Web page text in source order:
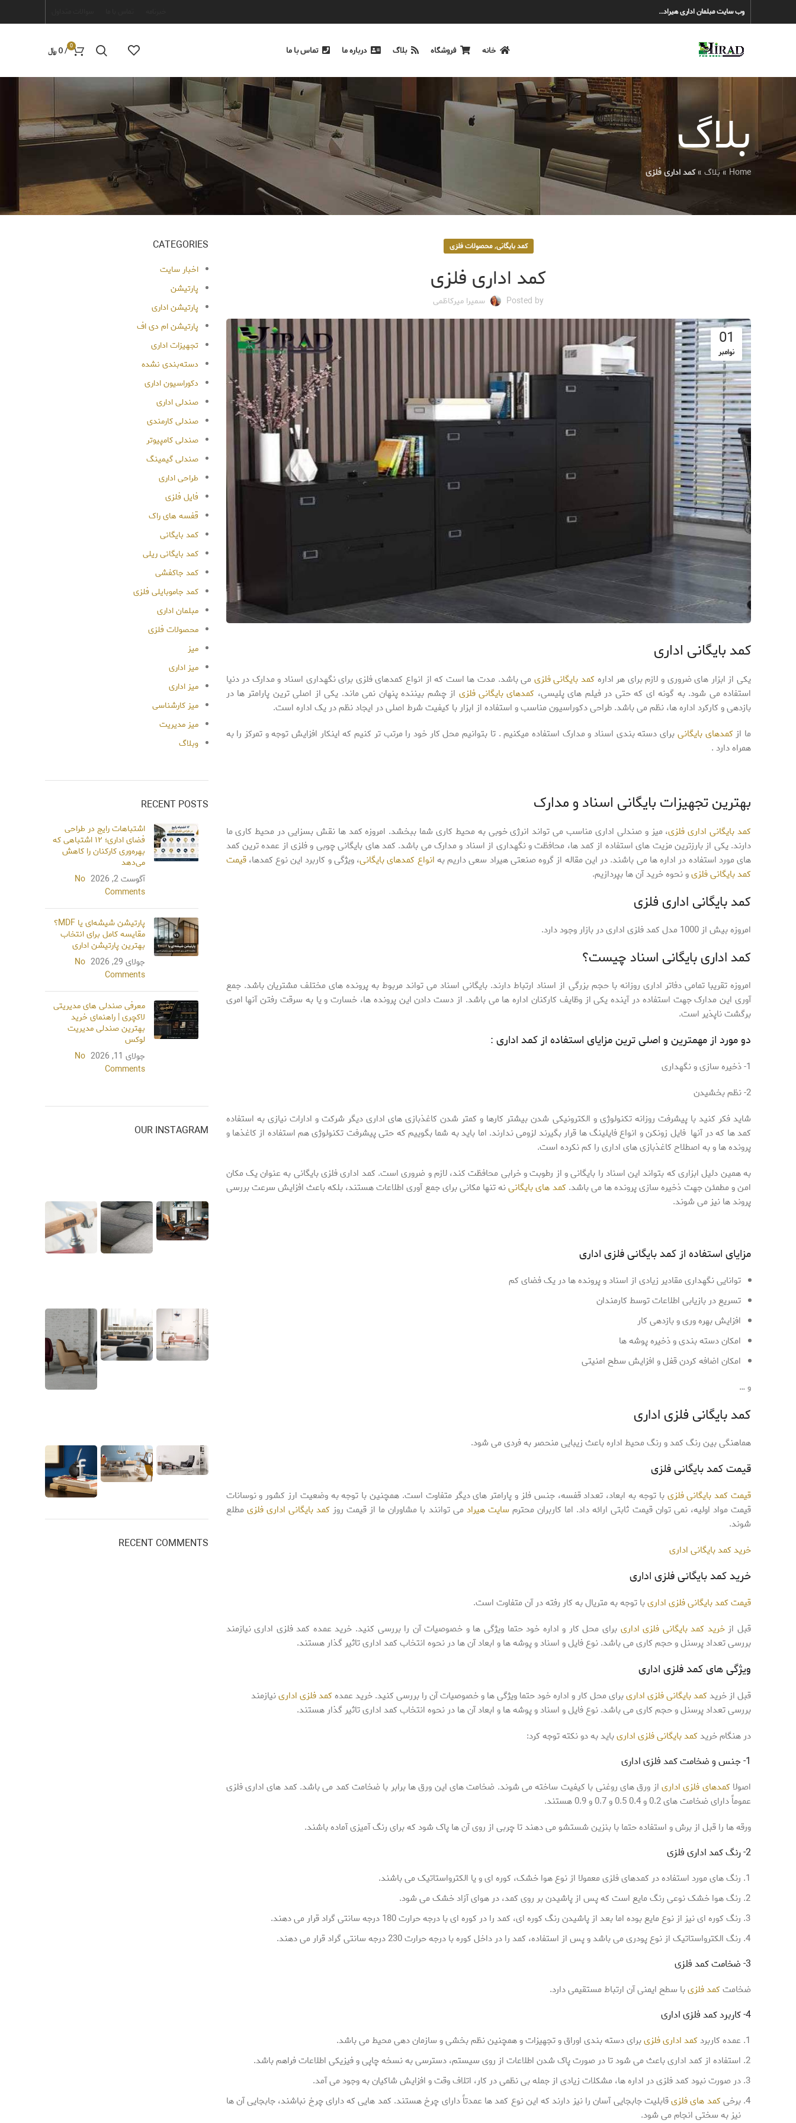
وب سایت مبلمان اداری هیراد…
خانه فروشگاه بلاگ درباره ما تماس با ما 0
/
0 ﷼
بلاگ
Home
»بلاگ »کمد اداری فلزی
کمد بایگانی,محصولات فلزی
کمد اداری فلزی
Posted by سمیرا میرکاظمی
01
نوامبر
کمد بایگانی اداری
یکی از ابزار های ضروری و لازم برای هر اداره کمد بایگانی فلزی می باشد. مدت ها است که از انواع کمدهای فلزی برای نگهداری اسناد و مدارک در دنیا
استفاده می شود. به گونه ای که حتی در فیلم های پلیسی، کمدهای بایگانی فلزی از چشم بیننده پنهان نمی ماند. یکی از اصلی ترین پارامتر ها در
بازدهی و کارکرد اداره ها، نظم می باشد. طراحی دکوراسیون مناسب و استفاده از ابزار با کیفیت شرط اصلی در ایجاد نظم در یک اداره است.
ما ازکمدهای بایگانی برای دسته بندی اسناد و مدارک استفاده میکنیم . تا بتوانیم محل کار خود را مرتب تر کنیم که اینکار افزایش توجه و تمرکز را به
همراه دارد .
بهترین تجهیزات بایگانی اسناد و مدارک
کمد بایگانی اداری فلزی، میز و صندلی اداری مناسب می تواند انرژی خوبی به محیط کاری شما ببخشد. امروزه کمد ها نقش بسزایی در محیط کاری ما
دارند. یکی از بارزترین مزیت های استفاده از کمد ها، محافظت و نگهداری از اسناد و مدارک می باشد. کمد های بایگانی چوبی و فلزی از عمده ترین کمد
های مورد استفاده در اداره ها می باشند. در این مقاله از گروه صنعتی هیراد سعی داریم به انواع کمدهای بایگانی، ویژگی و کاربرد این نوع کمدها،قیمت
کمد بایگانی فلزیو نحوه خرید آن ها بپردازیم.
کمد بایگانی اداری فلزی
امروزه بیش از 1000 مدل کمد فلزی اداری در بازار وجود دارد.
کمد اداری بایگانی اسناد چیست؟
امروزه تقریبا تمامی دفاتر اداری روزانه با حجم بزرگی از اسناد ارتباط دارند. بایگانی اسناد می تواند مربوط به پرونده های مختلف مشتریان باشد. جمع
آوری این مدارک جهت استفاده در آینده یکی از وظایف کارکنان اداره ها می باشد. از دست دادن این پرونده ها، خسارت و یا به سرقت رفتن آنها امری
برگشت ناپذیر است.
دو مورد از مهمترین و اصلی ترین مزایای استفاده از کمد اداری :
1- ذخیره سازی و نگهداری
2- نظم بخشیدن
شاید فکر کنید با پیشرفت روزانه تکنولوژی و الکترونیکی شدن بیشتر کارها و کمتر شدن کاغذبازی های اداری دیگر شرکت و ادارات نیازی به استفاده
کمد ها که در آنها فایل زونکن و انواع فایلینگ ها قرار بگیرند لزومی ندارند. اما باید به شما بگوییم که حتی پیشرفت تکنولوژی هم استفاده از کاغذها و
پرونده ها و به اصطلاح کاغذبازی های اداری را کم نکرده است.
به همین دلیل ابزاری که بتواند این اسناد را بایگانی و از رطوبت و خرابی محافظت کند، لازم و ضروری است. کمد اداری فلزی بایگانی به عنوان یک مکان
امن و مطمئن جهت ذخیره سازی پرونده ها می باشد. کمد های بایگانینه تنها مکانی برای جمع آوری اطلاعات هستند، بلکه باعث افزایش سرعت بررسی
پروند ها نیز می شوند.
مزایای استفاده از کمد بایگانی فلزی اداری
توانایی نگهداری مقادیر زیادی از اسناد و پرونده ها در یک فضای کم
تسریع در بازیابی اطلاعات توسط کارمندان
افزایش بهره وری و بازدهی کار
امکان دسته بندی و ذخیره پوشه ها
امکان اضافه کردن قفل و افزایش سطح امنیتی
و …
کمد بایگانی فلزی اداری
هماهنگی بین رنگ کمد و رنگ محیط اداره باعث زیبایی منحصر به فردی می شود.
قیمت کمد بایگانی فلزی
قیمت کمد بایگانی فلزی با توجه به ابعاد، تعداد قفسه، جنس فلز و پارامتر های دیگر متفاوت است. همچنین با توجه به وضعیت ارز کشور و نوسانات
قیمت مواد اولیه، نمی توان قیمت ثابتی ارائه داد. اما کاربران محترم سایت هیراد می توانند با مشاوران ما از قیمت روز کمد بایگانی اداری فلزی مطلع
شوند.
خرید کمد بایگانی اداری
خرید کمد بایگانی فلزی اداری
قیمت کمد بایگانی فلزی اداریبا توجه به متریال به کار رفته در آن متفاوت است.
قبل ازخرید کمد بایگانی فلزی اداریبرای محل کار و اداره خود حتما ویژگی ها و خصوصیات آن را بررسی کنید. خرید عمده کمد فلزی اداری نیازمند
بررسی تعداد پرسنل و حجم کاری می باشد. نوع فایل و اسناد و پوشه ها و ابعاد آن ها در نحوه انتخاب کمد اداری تاثیر گذار هستند.
ویژگی های کمد فلزی اداری
قبل از خرید کمد بایگانی فلزی اداریبرای محل کار و اداره خود حتما ویژگی ها و خصوصیات آن را بررسی کنید. خرید عمده کمد فلزی ادارینیازمند
بررسی تعداد پرسنل و حجم کاری می باشد. نوع فایل و اسناد و پوشه ها و ابعاد آن ها در نحوه انتخاب کمد اداری تاثیر گذار هستند.
در هنگام خرید کمد بایگانی فلزی اداریباید به دو نکته توجه کرد:
1- جنس و ضخامت کمد فلزی اداری
اصولا کمدهای فلزی اداری از ورق های روغنی با کیفیت ساخته می شوند. ضخامت های این ورق ها برابر با ضخامت کمد می باشد. کمد های اداری فلزی
عموماً دارای ضخامت های 0.2 و 0.4 0.5 و 0.7 و 0.9 هستند.
ورقه ها را قبل از برش و استفاده حتما با بنزین شستشو می دهند تا چربی از روی آن ها پاک شود که برای رنگ آمیزی آماده باشند.
2- رنگ کمد اداری فلزی
رنگ های مورد استفاده در کمدهای فلزی معمولا از نوع هوا خشک، کوره ای و یا الکترواستاتیک می باشند.
رنگ هوا خشک نوعی رنگ مایع است که پس از پاشیدن بر روی کمد، در هوای آزاد خشک می شود.
رنگ کوره ای نیز از نوع مایع بوده اما بعد از پاشیدن رنگ کوره ای، کمد را در کوره ای با درجه حرارت 180 درجه سانتی گراد قرار می دهند.
رنگ الکترواستاتیک از نوع پودری می باشد و پس از استفاده، کمد را در داخل کوره با درجه حرارت 230 درجه سانتی گراد قرار می دهند.
3- ضخامت کمد فلزی
ضخامت کمد فلزیبا سطح ایمنی آن ارتباط مستقیمی دارد.
4- کاربرد کمد فلزی اداری
عمده کاربرد کمد اداری فلزیبرای دسته بندی اوراق و تجهیزات و همچنین نظم بخشی و سازمان دهی محیط می باشد.
استفاده از کمد اداری باعث می شود تا در صورت پاک شدن اطلاعات از روی سیستم، دسترسی به نسخه چاپی و فیزیکی اطلاعات فراهم باشد.
در صورت نبود کمد فلزی در اداره ها، مشکلات زیادی از جمله بی نظمی در کار، اتلاف وقت و افزایش شاکیان به وجود می آمد.
برخی کمد های فلزیقابلیت جابجایی آسان را نیز دارند که این نوع کمد ها عمدتاً دارای چرخ هستند. کمد هایی که دارای چرخ نباشند، جابجایی آن ها
نیز به سختی انجام می شود.
CATEGORIES
اخبار سایت
پارتیشن
پارتیشن اداری
پارتیشن ام دی اف
تجهیزات اداری
دسته‌بندی نشده
دکوراسیون اداری
صندلی اداری
صندلی کارمندی
صندلی کامپیوتر
صندلی گیمینگ
طراحی اداری
فایل فلزی
قفسه های راک
کمد بایگانی
کمد بایگانی ریلی
کمد جاکفشی
کمد جاموبایلی فلزی
مبلمان اداری
محصولات فلزی
میز
میز اداری
میز اداری
میز کارشناسی
میز مدیریت
وبلاگ
RECENT POSTS
اشتباهات رایج در طراحی
فضای اداری؛ ۱۲ اشتباهی که
بهره‌وری کارکنان را کاهش
می‌دهد
آگوست 2, 2026
No
Comments
پارتیشن شیشه‌ای یا MDF؟
مقایسه کامل برای انتخاب
بهترین پارتیشن اداری
جولای 29, 2026
No
Comments
معرفی صندلی‌ های مدیریتی
لاکچری | راهنمای خرید
بهترین صندلی مدیریت
لوکس
جولای 11, 2026
No
Comments
OUR INSTAGRAM
RECENT COMMENTS